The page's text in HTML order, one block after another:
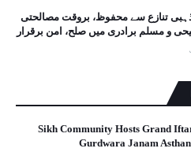
تنازع سے محفوظ، بروقت مصالحتی
و مسلم برادری میں صلح، امن برقرار
Sikh Community Hosts Grand
Gurdwara Janam